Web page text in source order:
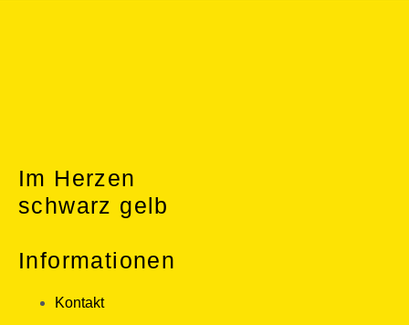
Im Herzen
schwarz gelb
Informationen
Kontakt